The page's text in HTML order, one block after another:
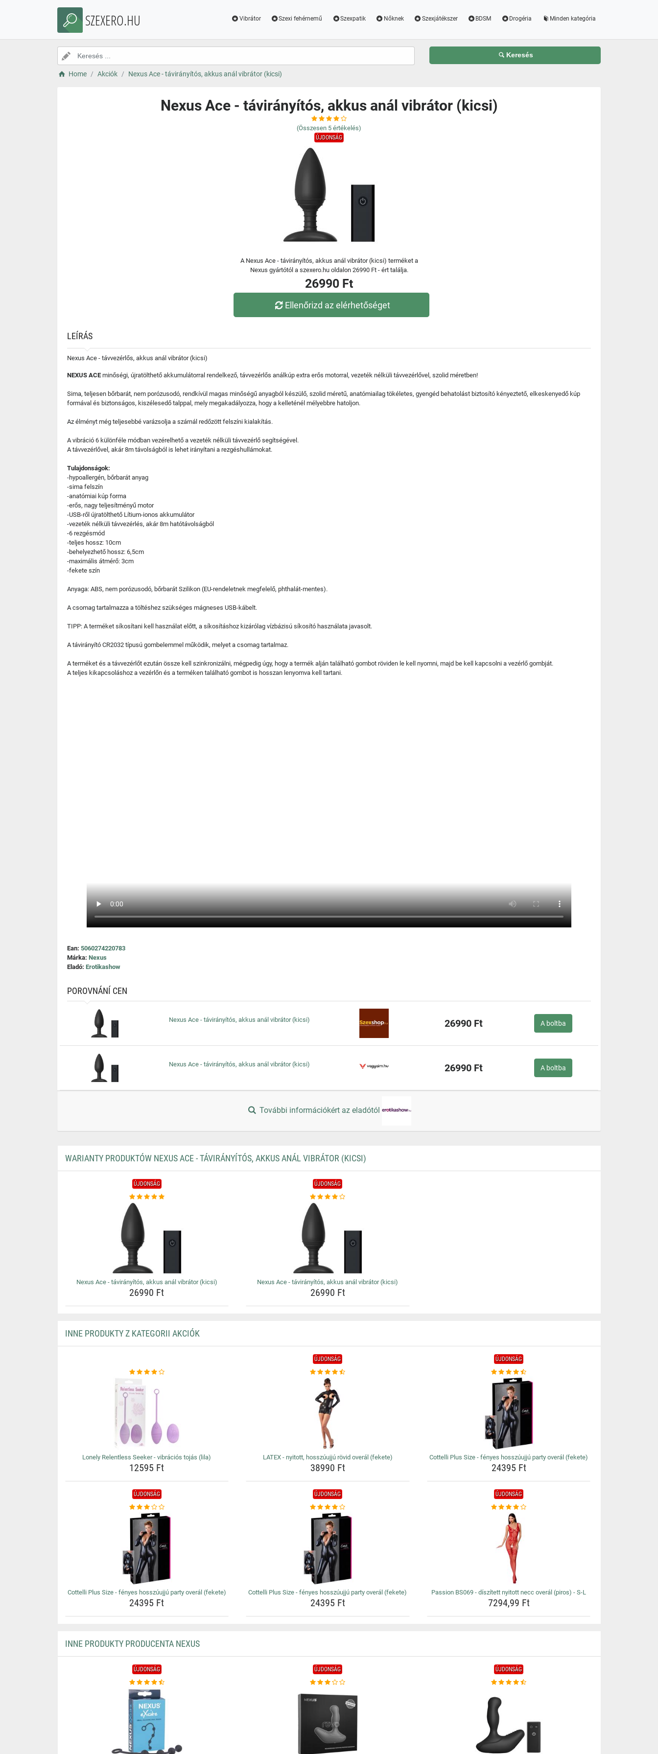
SZEXERO.HU Vibrátor Szexi fehérnemű Szexpatik Nőknek Szexjátékszer BDSM Drogéria Minden kategória
Keresés
Home Akciók Nexus Ace - távirányítós, akkus anál vibrátor (kicsi)
Nexus Ace - távirányítós, akkus anál vibrátor (kicsi)
(Összesen 5 értékelés)
ÚJDONSÁG
A Nexus Ace - távirányítós, akkus anál vibrátor (kicsi) terméket a
Nexus gyártótól a szexero.hu oldalon 26990 Ft - ért találja.
26990 Ft
Ellenőrizd az elérhetőséget
LEÍRÁS
Nexus Ace - távvezérlős, akkus anál vibrátor (kicsi)
NEXUS ACE minőségi, újratölthető akkumulátorral rendelkező, távvezérlős análkúp extra erős motorral, vezeték nélküli távvezérlővel, szolid méretben!
Sima, teljesen bőrbarát, nem porózusodó, rendkívül magas minőségű anyagból készülő, szolid méretű, anatómiailag tökéletes, gyengéd behatolást biztosító kényeztető, elkeskenyedő kúp
formával és biztonságos, kiszélesedő talppal, mely megakadályozza, hogy a kelleténél mélyebbre hatoljon.
Az élményt még teljesebbé varázsolja a szárnál redőzött felszíni kialakítás.
A vibráció 6 különféle módban vezérelhető a vezeték nélküli távvezérlő segítségével.
A távvezérlővel, akár 8m távolságból is lehet irányítani a rezgéshullámokat.
Tulajdonságok:
-hypoallergén, bőrbarát anyag
-sima felszín
-anatómiai kúp forma
-erős, nagy teljesítményű motor
-USB-ről újratölthető Lítium-ionos akkumulátor
-vezeték nélküli távvezérlés, akár 8m hatótávolságból
-6 rezgésmód
-teljes hossz: 10cm
-behelyezhető hossz: 6,5cm
-maximális átmérő: 3cm
-fekete szín
Anyaga: ABS, nem porózusodó, bőrbarát Szilikon (EU-rendeletnek megfelelő, phthalát-mentes).
A csomag tartalmazza a töltéshez szükséges mágneses USB-kábelt.
TIPP: A terméket síkosítani kell használat előtt, a síkosításhoz kizárólag vízbázisú síkosító használata javasolt.
A távirányító CR2032 típusú gombelemmel működik, melyet a csomag tartalmaz.
A terméket és a távvezérlőt ezután össze kell szinkronizálni, mégpedig úgy, hogy a termék alján található gombot röviden le kell nyomni, majd be kell kapcsolni a vezérlő gombját.
A teljes kikapcsoláshoz a vezérlőn és a terméken található gombot is hosszan lenyomva kell tartani.
Ean: 5060274220783
Márka: Nexus
Eladó: Erotikashow
POROVNÁNÍ CEN
Nexus Ace - távirányítós, akkus anál vibrátor (kicsi) 26990 Ft A boltba
Nexus Ace - távirányítós, akkus anál vibrátor (kicsi) 26990 Ft A boltba
További információkért az eladótól
WARIANTY PRODUKTÓW NEXUS ACE - TÁVIRÁNYÍTÓS, AKKUS ANÁL VIBRÁTOR (KICSI)
ÚJDONSÁG
Nexus Ace - távirányítós, akkus anál vibrátor (kicsi)
26990 Ft
ÚJDONSÁG
Nexus Ace - távirányítós, akkus anál vibrátor (kicsi)
26990 Ft
INNE PRODUKTY Z KATEGORII AKCIÓK
Lonely Relentless Seeker - vibrációs tojás (lila)
12595 Ft
ÚJDONSÁG
LATEX - nyitott, hosszúujjú rövid overál (fekete)
38990 Ft
ÚJDONSÁG
Cottelli Plus Size - fényes hosszúujjú party overál (fekete)
24395 Ft
ÚJDONSÁG
Cottelli Plus Size - fényes hosszúujjú party overál (fekete)
24395 Ft
ÚJDONSÁG
Cottelli Plus Size - fényes hosszúujjú party overál (fekete)
24395 Ft
ÚJDONSÁG
Passion BS069 - díszített nyitott necc overál (piros) - S-L
7294,99 Ft
INNE PRODUKTY PRODUCENTA NEXUS
ÚJDONSÁG ÚJDONSÁG ÚJDONSÁG